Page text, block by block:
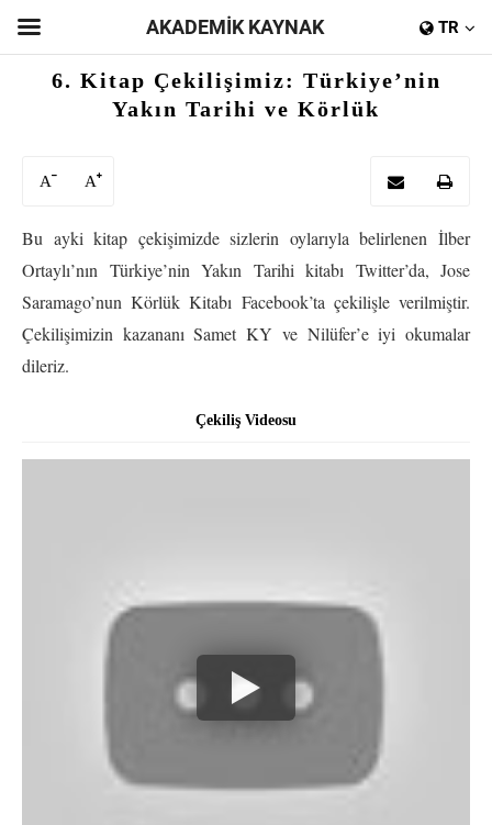
6. Kitap Çekilişimiz: Türkiye’nin
Yakın Tarihi ve Körlük
A A
Bu ayki kitap çekişimizde sizlerin oylarıyla belirlenen İlber
Ortaylı’nın Türkiye’nin Yakın Tarihi kitabı Twitter’da, Jose
Saramago’nun Körlük Kitabı Facebook’ta çekilişle verilmiştir.
Çekilişimizin kazananı Samet KY ve Nilüfer’e iyi okumalar
dileriz.
Çekiliş Videosu
AKADEMİK KAYNAK TR